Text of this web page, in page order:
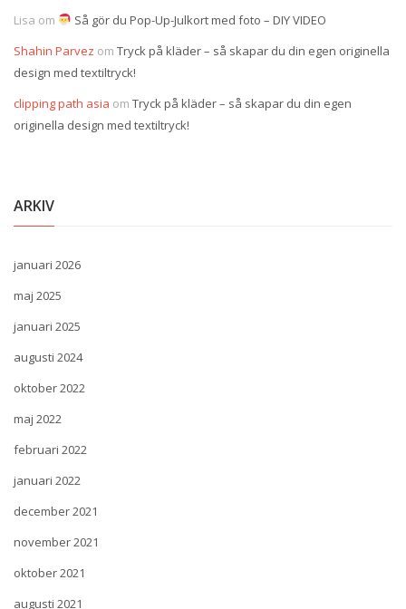
Lisa om
Så gör du Pop-Up-Julkort med foto – DIY VIDEO
Shahin Parvez om Tryck på kläder – så skapar du din egen originella
design med textiltryck!
clipping path asia om Tryck på kläder – så skapar du din egen
originella design med textiltryck!
ARKIV
januari 2026
maj 2025
januari 2025
augusti 2024
oktober 2022
maj 2022
februari 2022
januari 2022
december 2021
november 2021
oktober 2021
augusti 2021